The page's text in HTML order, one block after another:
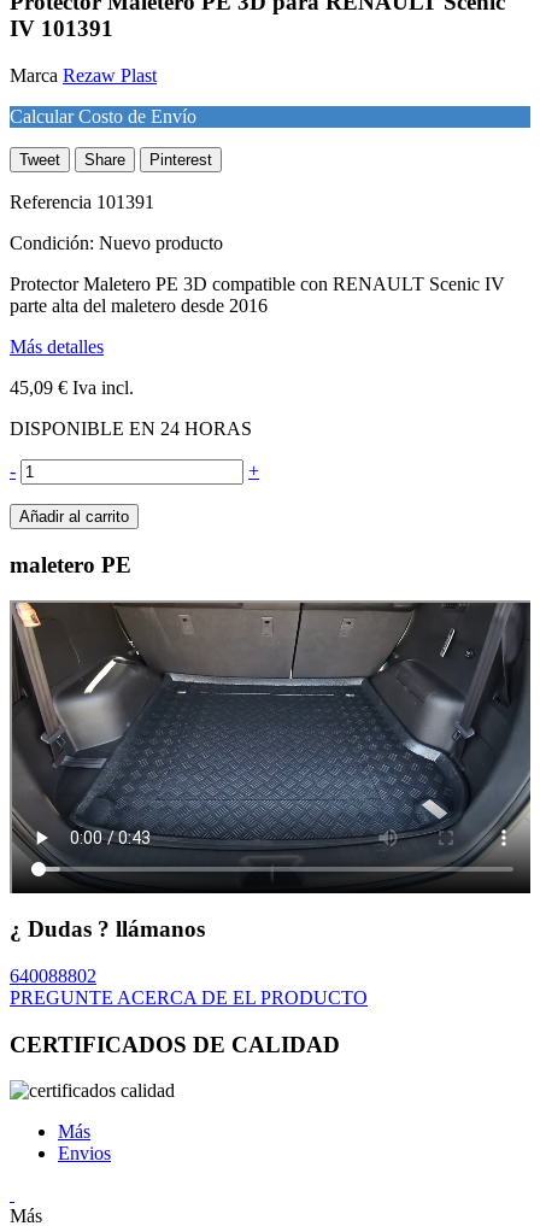
IV 101391
Marca Rezaw Plast
Calcular Costo de Envío
Tweet Share Pinterest
Referencia 101391
Condición: Nuevo producto
Protector Maletero PE 3D compatible con RENAULT Scenic IV
parte alta del maletero desde 2016
Más detalles
45,09 € Iva incl.
DISPONIBLE EN 24 HORAS
- +
Añadir al carrito
maletero PE
¿ Dudas ? llámanos
640088802
PREGUNTE ACERCA DE EL PRODUCTO
CERTIFICADOS DE CALIDAD
Más
Envios
Más